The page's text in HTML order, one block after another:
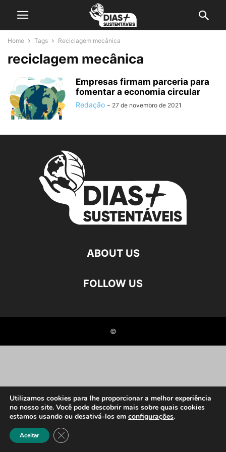
Home Tags Reciclagem mecânica
reciclagem mecânica
Empresas firmam parceria para
fomentar a economia circular
Redação - 27 de novembro de 2021
ABOUT US
FOLLOW US
©
Utilizamos cookies para lhe proporcionar a melhor experiência
no nosso site. Você pode descobrir mais sobre quais cookies
estamos usando ou desativá-los em configurações.
Aceitar Close GDPR Cookie Banner